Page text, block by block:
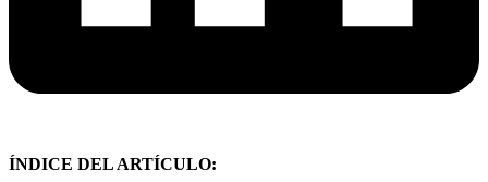
ÍNDICE DEL ARTÍCULO: